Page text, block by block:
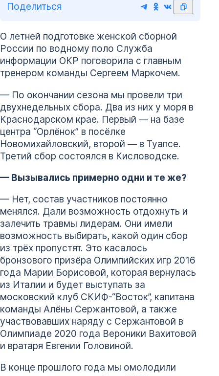
Поделиться
О летней подготовке женской сборной
России по водному поло Служба
информации ОКР поговорила с главным
тренером команды Сергеем Маркочем.
— По окончании сезона мы провели три
двухнедельных сбора. Два из них у моря в
Краснодарском крае. Первый — на базе
центра “Орлёнок” в посёлке
Новомихайловский, второй — в Туапсе.
Третий сбор состоялся в Кисловодске.
— Вызывались примерно одни и те же?
— Нет, состав участников постоянно
менялся. Дали возможность отдохнуть и
залечить травмы лидерам. Они имели
возможность выбирать, какой один сбор
из трёх пропустят. Это касалось
бронзового призёра Олимпийских игр 2016
года Марии Борисовой, которая вернулась
из Италии и будет выступать за
московский клуб СКИФ-“Восток”, капитана
команды Алёны Сержантовой, а также
участвовавших наряду с Сержантовой в
Олимпиаде 2020 года Вероники Вахитовой
и вратаря Евгении Головиной.
В конце прошлого года мы омолодили